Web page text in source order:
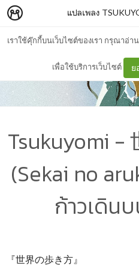
เราใช้คุ๊กกี้บนเว็บไซต์ของเรา กรุณาอ่า
เพื่อใช้บริการเว็บไซต์ ย
แปลเพลง
Tsukuyomi -
(Sekai no
ก้าวเดิน
『世界の歩き方』